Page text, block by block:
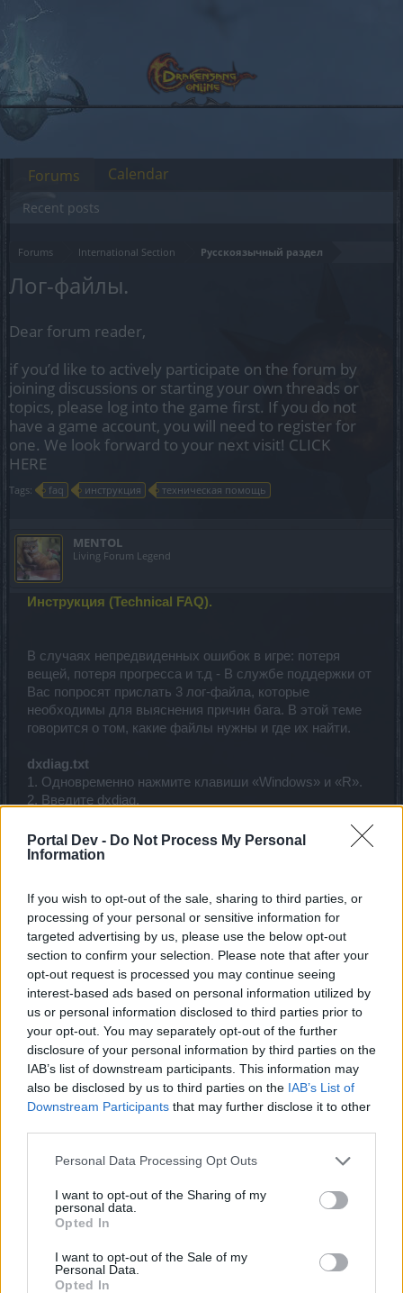
Portal Dev - Do Not Process My Personal
Information
If you wish to opt-out of the sale, sharing to third parties, or
processing of your personal or sensitive information for
targeted advertising by us, please use the below opt-out
section to confirm your selection. Please note that after your
opt-out request is processed you may continue seeing
interest-based ads based on personal information utilized by
us or personal information disclosed to third parties prior to
your opt-out. You may separately opt-out of the further
disclosure of your personal information by third parties on the
IAB’s list of downstream participants. This information may
also be disclosed by us to third parties on the IAB’s List of
Downstream Participants that may further disclose it to other
Personal Data Processing Opt Outs
I want to opt-out of the Sharing of my
personal data.
Opted In
I want to opt-out of the Sale of my
Personal Data.
Opted In
Forums International Section Русскоязычный раздел
Лог-файлы.
Dear forum reader,
if you’d like to actively participate on the forum by
joining discussions or starting your own threads or
topics, please log into the game first. If you do not
have a game account, you will need to register for
one. We look forward to your next visit! CLICK
HERE
Tags: faq инструкция техническая помощь
MENTOL
Living Forum Legend
Инструкция (Technical FAQ).
В случаях непредвиденных ошибок в игре: потеря
вещей, потеря прогресса и т.д - В службе поддержки от
Вас попросят прислать 3 лог-файла, которые
необходимы для выяснения причин бага. В этой теме
говорится о том, какие файлы нужны и где их найти.
dxdiag.txt
1. Одновременно нажмите клавиши «Windows» и «R».
2. Введите dxdiag.
4. Подождите, пока программа соберёт информацию.
5. Нажмите кнопку, чтобы сохранить всю информацию
и нажмите «Сохранить».
DSOClient.log
1. Зайдите в папку DSOClient
2. Откройте подпапку - logfiles
3. Найдите последний файл DSOClient.log
app_****.dmp
1. Зайдите в папку DSOClient.
2. Найдите поддиректорию "dlcache".
3. В этой папке Вы найдете множество файлов
app_(год)-(месяц)-(день)_(час)-(минуты)-(секунды).dmp
датой и временем инцидента.
Все эти файлы нужно прикрепить к ответному письму
службы поддержки (служба поддержки не работает с
архивами и ссылками на скачивание).
Примечание:
Forums
Recent posts
Calendar